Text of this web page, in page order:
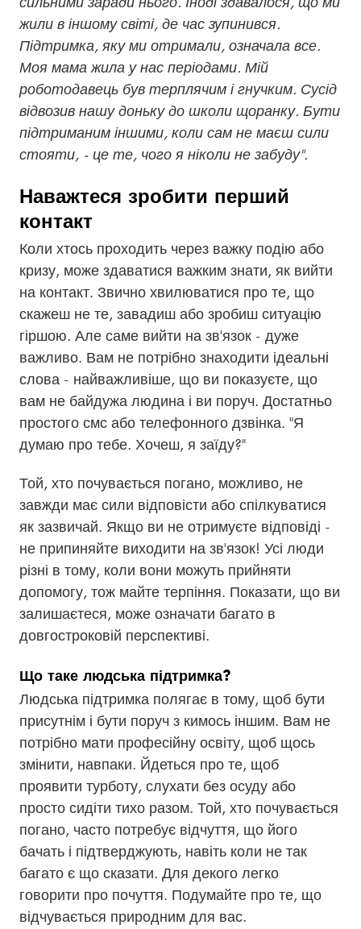
жили в іншому світі, де час зупинився.
Підтримка, яку ми отримали, означала все.
Моя мама жила у нас періодами. Мій
роботодавець був терплячим і гнучким. Сусід
відвозив нашу доньку до школи щоранку. Бути
підтриманим іншими, коли сам не маєш сили
стояти, - це те, чого я ніколи не забуду".
Наважтеся зробити перший
контакт
Коли хтось проходить через важку подію або
кризу, може здаватися важким знати, як вийти
на контакт. Звично хвилюватися про те, що
скажеш не те, завадиш або зробиш ситуацію
гіршою. Але саме вийти на зв'язок - дуже
важливо. Вам не потрібно знаходити ідеальні
слова - найважливіше, що ви показуєте, що
вам не байдужа людина і ви поруч. Достатньо
простого смс або телефонного дзвінка. "Я
думаю про тебе. Хочеш, я заїду?"
Той, хто почувається погано, можливо, не
завжди має сили відповісти або спілкуватися
як зазвичай. Якщо ви не отримуєте відповіді -
не припиняйте виходити на зв'язок! Усі люди
різні в тому, коли вони можуть прийняти
допомогу, тож майте терпіння. Показати, що ви
залишаєтеся, може означати багато в
довгостроковій перспективі.
Що таке людська підтримка?
Людська підтримка полягає в тому, щоб бути
присутнім і бути поруч з кимось іншим. Вам не
потрібно мати професійну освіту, щоб щось
змінити, навпаки. Йдеться про те, щоб
проявити турботу, слухати без осуду або
просто сидіти тихо разом. Той, хто почувається
погано, часто потребує відчуття, що його
бачать і підтверджують, навіть коли не так
багато є що сказати. Для декого легко
говорити про почуття. Подумайте про те, що
відчувається природним для вас.